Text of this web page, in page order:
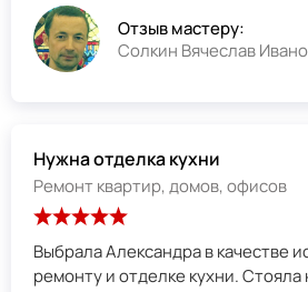
Отзыв мастеру:
Солкин Вячеслав
Нужна отделка кухни
Ремонт квартир, домов, офисов
Выбрала Александра в качестве
ремонту и отделке кухни. Стояла